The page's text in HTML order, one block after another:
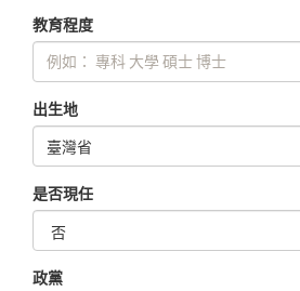
教育程度
出生地
是否現任
政黨